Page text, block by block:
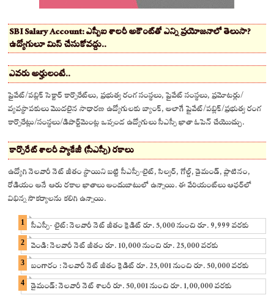
SBI Salary Account: ఎస్బీఐ శాలరీ అకౌంట్‌తో ఎన్ని ప్రయోజనాలో తెలుసా?
ఉద్యోగులూ మిస్ చేసుకోవద్దు..
ఎవరు అర్హులంటే..
ప్రైవేట్/పబ్లిక్ సెక్టార్ కార్పొరేట్‌లు, ప్రభుత్వ రంగ సంస్థలు, ప్రైవేట్ సంస్థలు, ప్రమోటర్లు/
వ్యవస్థాపకులు మొదలైన సాధారణ ఉద్యోగులకు బ్యాంక్, అలాగే ప్రైవేట్/పబ్లిక్/ప్రభుత్వ రంగ
కార్పొరేట్లు/సంస్థలు/డిపార్ట్‌మెంట్ల ఒప్పంద ఉద్యోగులు సీఎస్పీ ఖాతా ఓపెన్ చేయొచ్చు.
కార్పొరేట్ శాలరీ ప్యాకేజీ (సీఎస్పీ) రకాలు
ఉద్యోగి నెలవారీ నెట్ జీతం స్థాయిని బట్టి సీఎస్పీ-లైట్, సిల్వర్, గోల్డ్, డైమండ్, ప్లాటినం,
రోడియం అనే ఆరు రకాల ఖాతాలు అందుబాటులో ఉన్నాయి. ఈ వేరియంట్‌లు ఆఫర్‌లో
విభిన్న సౌకర్యాలను కలిగి ఉన్నాయి.
సీఎస్పీ- లైట్: నెలవారీ నెట్ జీతం క్రెడిట్ రూ. 5,000 నుంచి రూ. 9,999 వరకు
వెండి: నెలవారీ నెట్ జీతం రూ. 10,000 నుంచి రూ. 25,000 వరకు
బంగారం : నెలవారీ నెట్ జీతం క్రెడిట్ రూ. 25,001 నుంచి రూ. 50,000 వరకు
డైమండ్: నెలవారీ నెట్ శాలరీ రూ. 50,001 నుంచి రూ. 1,00,000 వరకు